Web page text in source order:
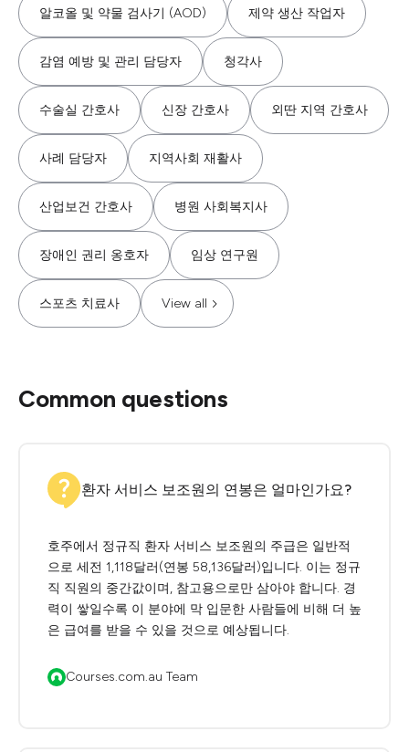
알코올 및 약물 검사기 (AOD) 제약 생산 작업자
감염 예방 및 관리 담당자 청각사
수술실 간호사 신장 간호사 외딴 지역 간호사
사례 담당자 지역사회 재활사
산업보건 간호사 병원 사회복지사
장애인 권리 옹호자 임상 연구원
스포츠 치료사 View all
Common questions
환자 서비스 보조원의 연봉은 얼마인가요?
호주에서 정규직 환자 서비스 보조원의 주급은 일반적
으로 세전 1,118달러(연봉 58,136달러)입니다. 이는 정규
직 직원의 중간값이며, 참고용으로만 삼아야 합니다. 경
력이 쌓일수록 이 분야에 막 입문한 사람들에 비해 더 높
은 급여를 받을 수 있을 것으로 예상됩니다.
Courses.com.au Team